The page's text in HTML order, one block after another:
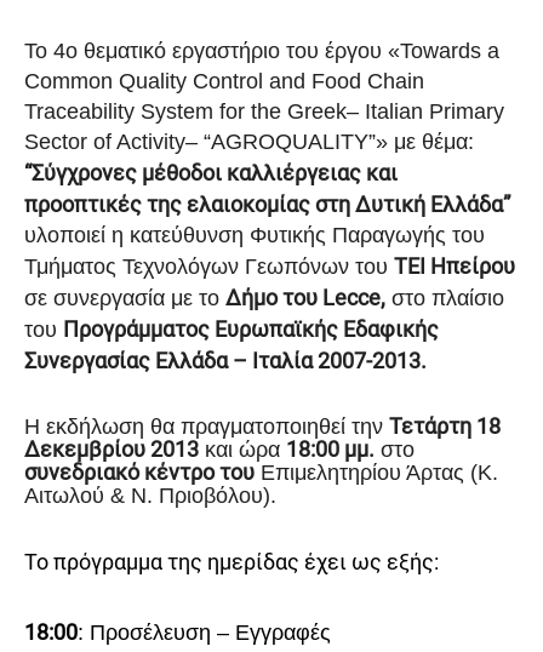
Το 4ο θεματικό εργαστήριο του έργου «Towards a
Common Quality Control and Food Chain
Traceability System for the Greek– Italian Primary
Sector of Activity– “AGROQUALITY”» με θέμα:
“Σύγχρονες μέθοδοι καλλιέργειας και
προοπτικές της ελαιοκομίας στη Δυτική Ελλάδα”
υλοποιεί η κατεύθυνση Φυτικής Παραγωγής του
Τμήματος Τεχνολόγων Γεωπόνων του ΤΕΙ Ηπείρου
σε συνεργασία με το Δήμο του Lecce, στο πλαίσιο
του Προγράμματος Ευρωπαϊκής Εδαφικής
Συνεργασίας Ελλάδα – Ιταλία 2007-2013.
Η εκδήλωση θα πραγματοποιηθεί την Τετάρτη 18
Δεκεμβρίου 2013 και ώρα 18:00 μμ. στο
συνεδριακό κέντρο του Επιμελητηρίου Άρτας (Κ.
Αιτωλού & Ν. Πριοβόλου).
Το πρόγραμμα της ημερίδας έχει ως εξής:
18:00: Προσέλευση – Εγγραφές